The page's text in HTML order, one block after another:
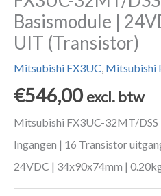
Basismodule |
UIT (Transistor)
Mitsubishi FX3UC, Mitsubishi
€546,00 excl. btw
Mitsubishi FX3UC-32MT/DSS
Ingangen | 16 Transistor
24VDC | 34x90x74mm |